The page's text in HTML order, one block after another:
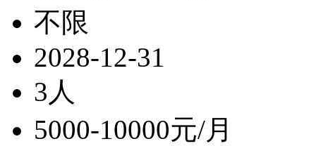
不限
2028-12-31
3人
5000-10000元/月